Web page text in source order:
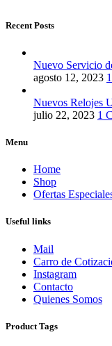
Recent Posts
Nuevo Servicio
agosto 12, 2023
Nuevos Relojes
julio 22, 2023 1
Menu
Home
Shop
Ofertas
Useful links
Mail
Carro de
Instagram
Contacto
Quienes Somos
Product Tags